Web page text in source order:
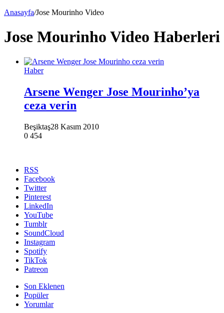
Anasayfa/Jose Mourinho Video
Jose Mourinho Video Haberleri
Haber
Arsene Wenger Jose Mourinho’ya
ceza verin
Beşiktaş28 Kasım 2010
0 454
RSS
Facebook
Twitter
Pinterest
LinkedIn
YouTube
Tumblr
SoundCloud
Instagram
Spotify
TikTok
Patreon
Son Eklenen
Popüler
Yorumlar